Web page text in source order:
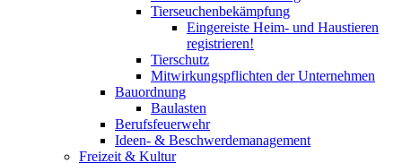
Tierseuchenbekämpfung
Eingereiste Heim- und Haustieren
registrieren!
Tierschutz
Mitwirkungspflichten der Unternehmen
Bauordnung
Baulasten
Berufsfeuerwehr
Ideen- & Beschwerdemanagement
Freizeit & Kultur